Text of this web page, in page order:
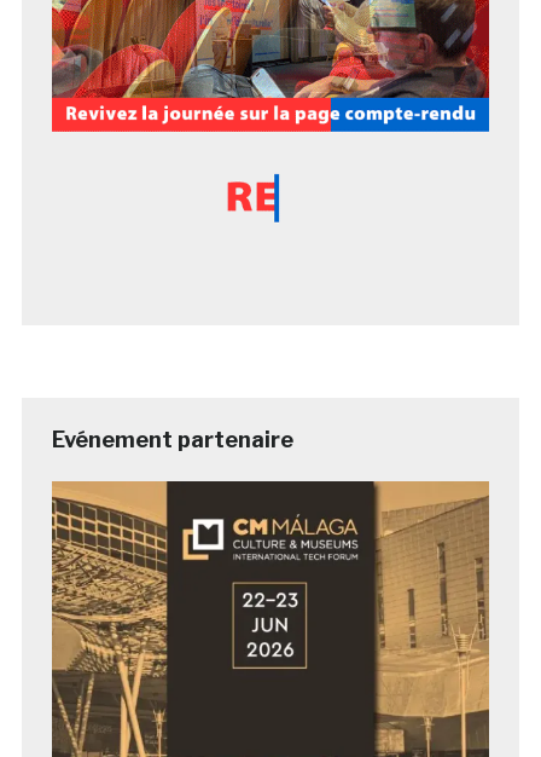
Evénement partenaire